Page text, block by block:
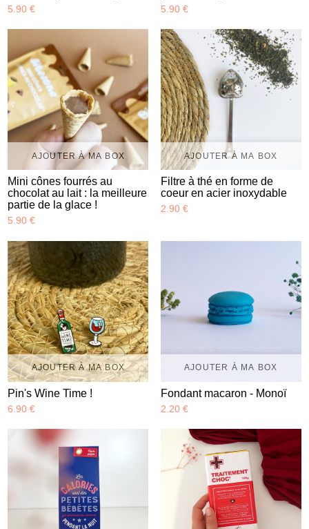
5.90 € 5.90 €
AJOUTER À MA BOX
Mini cônes fourrés au
chocolat au lait : la meilleure
partie de la glace !
5.90 €
AJOUTER À MA BOX
Filtre à thé en forme de
coeur en acier inoxydable
2.90 €
AJOUTER À MA BOX
Pin's Wine Time !
6.90 €
AJOUTER À MA BOX
Fondant macaron - Monoï
2.20 €